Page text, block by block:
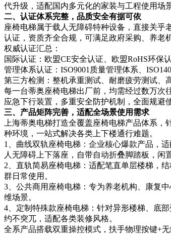
代升级，适配国内多元化的家装与工程使用场景
二、认证体系完整，品质安全有据可依
座椅电梯属于载人无障碍特种设备，直接关
认证，资质齐全合规，可满足政府采购、养老
权威认证汇总：
国际认证：欧盟CE安全认证、欧盟RoHS环保认
管理体系认证：ISO9001质量管理体系、
第三方检测：整机承重测试、耐磨疲劳测试、
每一台蒂奥座椅电梯出厂前，均需经过数万次
应急下行装置，多重安全防护机制，全面规避
三、产品矩阵完善，适配全场景使用需求
上海蒂奥电梯打造全覆盖座椅电梯产品体系
种环境，一站式解决各类上下楼通行难题。
1、曲线双轨座椅电梯：企业核心爆款产品，
人无障碍上下落座，自带自动折叠脚踏板，闲
2、直轨简易座椅电梯：适配笔直单层楼梯，
群日常使用。
3、公共商用座椅电梯：专为养老机构、康复
维场景。
4、定制特殊款座椅电梯：针对异形楼梯、底
约不突兀，适配各类装修风格。
全系产品搭载双重操控模式，扶手物理按键+